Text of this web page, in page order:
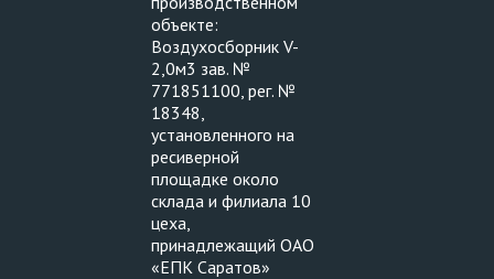
объекте:
Воздухосборник V-
2,0м3 зав. №
771851100, рег. №
18348,
установленного на
ресиверной
площадке около
склада и филиала 10
цеха,
принадлежащий ОАО
«ЕПК Саратов»